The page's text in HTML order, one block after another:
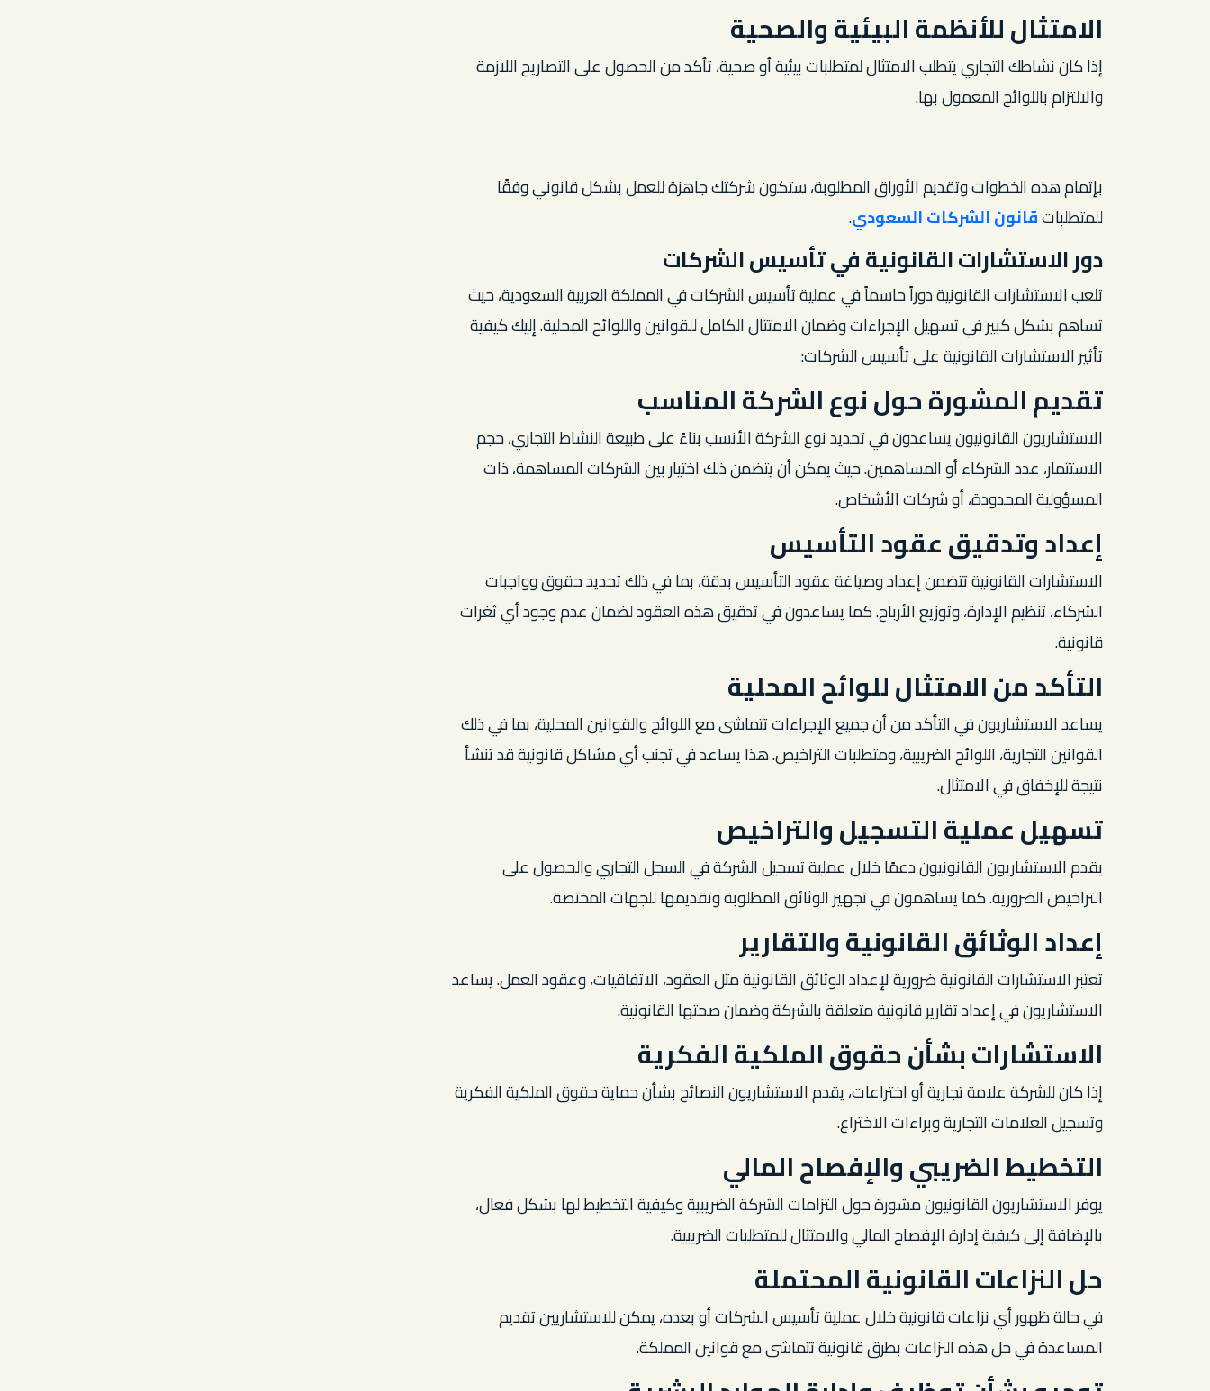
الامتثال للأنظمة البيئية والصحية
إذا كان نشاطك التجاري يتطلب الامتثال لمتطلبات بيئية أو صحية، تأكد من الحصول على التصاريح اللازمة
والالتزام باللوائح المعمول بها.
بإتمام هذه الخطوات وتقديم الأوراق المطلوبة، ستكون شركتك جاهزة للعمل بشكل قانوني وفقًا
للمتطلباتقانون الشركات السعودي.
دور الاستشارات القانونية في تأسيس الشركات
تلعب الاستشارات القانونية دوراً حاسماً في عملية تأسيس الشركات في المملكة العربية السعودية، حيث
تساهم بشكل كبير في تسهيل الإجراءات وضمان الامتثال الكامل للقوانين واللوائح المحلية. إليك كيفية
تأثير الاستشارات القانونية على تأسيس الشركات:
تقديم المشورة حول نوع الشركة المناسب
الاستشاريون القانونيون يساعدون في تحديد نوع الشركة الأنسب بناءً على طبيعة النشاط التجاري، حجم
الاستثمار، عدد الشركاء أو المساهمين. حيث يمكن أن يتضمن ذلك اختيار بين الشركات المساهمة، ذات
المسؤولية المحدودة، أو شركات الأشخاص.
إعداد وتدقيق عقود التأسيس
الاستشارات القانونية تتضمن إعداد وصياغة عقود التأسيس بدقة، بما في ذلك تحديد حقوق وواجبات
الشركاء، تنظيم الإدارة، وتوزيع الأرباح. كما يساعدون في تدقيق هذه العقود لضمان عدم وجود أي ثغرات
قانونية.
التأكد من الامتثال للوائح المحلية
يساعد الاستشاريون في التأكد من أن جميع الإجراءات تتماشى مع اللوائح والقوانين المحلية، بما في ذلك
القوانين التجارية، اللوائح الضريبية، ومتطلبات التراخيص. هذا يساعد في تجنب أي مشاكل قانونية قد تنشأ
نتيجة للإخفاق في الامتثال.
تسهيل عملية التسجيل والتراخيص
يقدم الاستشاريون القانونيون دعمًا خلال عملية تسجيل الشركة في السجل التجاري والحصول على
التراخيص الضرورية. كما يساهمون في تجهيز الوثائق المطلوبة وتقديمها للجهات المختصة.
إعداد الوثائق القانونية والتقارير
تعتبر الاستشارات القانونية ضرورية لإعداد الوثائق القانونية مثل العقود، الاتفاقيات، وعقود العمل. يساعد
الاستشاريون في إعداد تقارير قانونية متعلقة بالشركة وضمان صحتها القانونية.
الاستشارات بشأن حقوق الملكية الفكرية
إذا كان للشركة علامة تجارية أو اختراعات، يقدم الاستشاريون النصائح بشأن حماية حقوق الملكية الفكرية
وتسجيل العلامات التجارية وبراءات الاختراع.
التخطيط الضريبي والإفصاح المالي
يوفر الاستشاريون القانونيون مشورة حول التزامات الشركة الضريبية وكيفية التخطيط لها بشكل فعال،
بالإضافة إلى كيفية إدارة الإفصاح المالي والامتثال للمتطلبات الضريبية.
حل النزاعات القانونية المحتملة
في حالة ظهور أي نزاعات قانونية خلال عملية تأسيس الشركات أو بعده، يمكن للاستشاريين تقديم
المساعدة في حل هذه النزاعات بطرق قانونية تتماشى مع قوانين المملكة.